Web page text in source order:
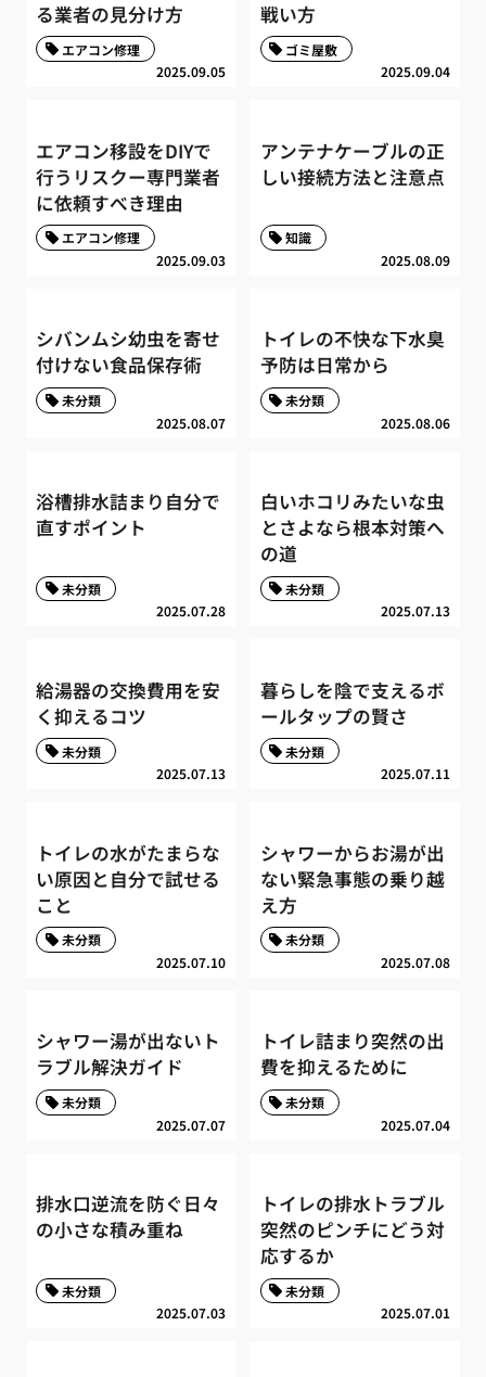
る業者の見分け方
2025.09.05
エアコン修理
戦い方
2025.09.04
ゴミ屋敷
エアコン移設をDIYで
行うリスクー専門業者
に依頼すべき理由
2025.09.03
エアコン修理
アンテナケーブルの正
しい接続方法と注意点
2025.08.09
知識
シバンムシ幼虫を寄せ
付けない食品保存術
2025.08.07
未分類
トイレの不快な下水臭
予防は日常から
2025.08.06
未分類
浴槽排水詰まり自分で
直すポイント
2025.07.28
未分類
白いホコリみたいな虫
とさよなら根本対策へ
の道
2025.07.13
未分類
給湯器の交換費用を安
く抑えるコツ
2025.07.13
未分類
暮らしを陰で支えるボ
ールタップの賢さ
2025.07.11
未分類
トイレの水がたまらな
い原因と自分で試せる
こと
2025.07.10
未分類
シャワーからお湯が出
ない緊急事態の乗り越
え方
2025.07.08
未分類
シャワー湯が出ないト
ラブル解決ガイド
2025.07.07
未分類
トイレ詰まり突然の出
費を抑えるために
2025.07.04
未分類
排水口逆流を防ぐ日々
の小さな積み重ね
2025.07.03
未分類
トイレの排水トラブル
突然のピンチにどう対
応するか
2025.07.01
未分類